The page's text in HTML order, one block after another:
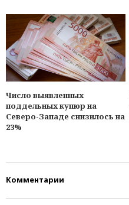
Число выявленных
поддельных купюр на
Северо-Западе снизилось на
23%
Комментарии